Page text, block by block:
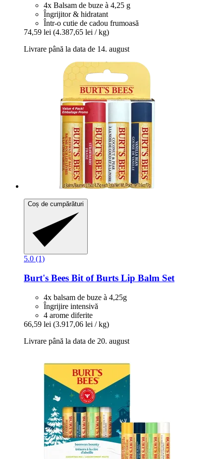
4x Balsam de buze à 4,25 g
Îngrijitor & hidratant
Într-o cutie de cadou frumoasă
74,59 lei (4.387,65 lei / kg)
Livrare până la data de 14. august
Coș de cumpărături
5.0 (1)
Burt's Bees Bit of Burts Lip Balm Set
4x balsam de buze à 4,25g
Îngrijire intensivă
4 arome diferite
66,59 lei (3.917,06 lei / kg)
Livrare până la data de 20. august